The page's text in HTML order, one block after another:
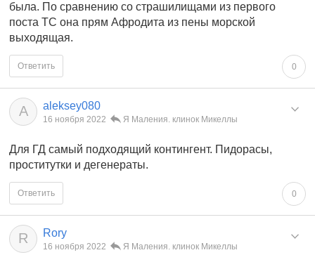
была. По сравнению со страшилищами из первого
поста ТС она прям Афродита из пены морской
выходящая.
0
Ответить
A aleksey080
16 ноября 2022 Я Маления. клинок Микеллы
Для ГД самый подходящий контингент. Пидорасы,
проститутки и дегенераты.
0
Ответить
R Rory
16 ноября 2022 Я Маления. клинок Микеллы